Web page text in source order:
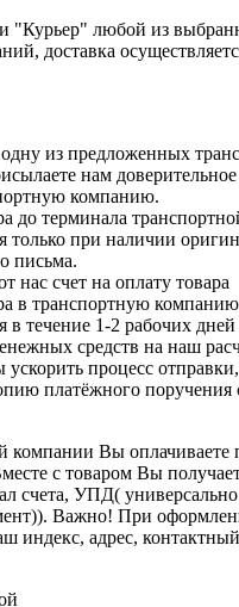
"Курьер" любой из
доставка
из предложенных
нам
компанию.
до терминала
только при наличии
письма.
нас счет на оплату товара
в транспортную компанию
в течение 1-2 рабочих
средств на наш
ускорить процесс
платёжного поручения
компании Вы оплачиваете
с товаром Вы
счета, УПД( универсально
Важно! При
индекс, адрес,